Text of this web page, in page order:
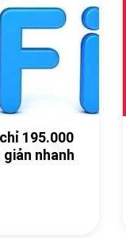
195.000
nhanh